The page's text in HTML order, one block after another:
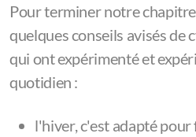
Pour terminer notre
quelques conseils avisés de
qui ont expérimenté et
quotidien :
l'hiver, c'est adapté